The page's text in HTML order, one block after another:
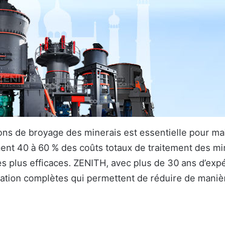
de broyage des minerais est essentielle pour
40 à 60 % des coûts totaux de traitement des
efficaces. ZENITH, avec plus de 30 ans
complètes qui permettent de réduire de